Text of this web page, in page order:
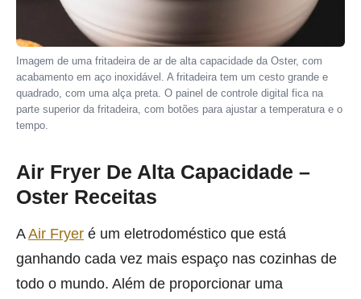
Imagem de uma fritadeira de ar de alta capacidade da Oster, com
acabamento em aço inoxidável. A fritadeira tem um cesto grande e
quadrado, com uma alça preta. O painel de controle digital fica na
parte superior da fritadeira, com botões para ajustar a temperatura e o
tempo.
Air Fryer De Alta Capacidade –
Oster Receitas
AAir Fryer é um eletrodoméstico que está
ganhando cada vez mais espaço nas cozinhas de
todo o mundo. Além de proporcionar uma